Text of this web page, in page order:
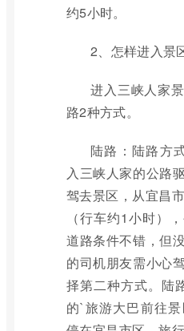
约5小时。
2、怎样进入景
进入三峡人家
路2种方式。
陆路：陆路方
入三峡人家的公路
驾去景区，从宜昌
（行车约1小时）
道路条件不错，但
的司机朋友需小心
择第二种方式。陆
的`旅游大巴前往